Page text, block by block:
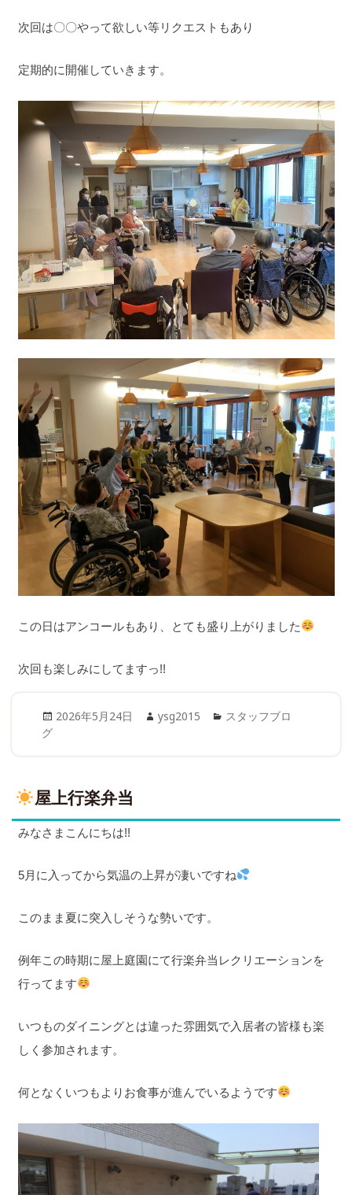
次回は〇〇やって欲しい等リクエストもあり
定期的に開催していきます。
この日はアンコールもあり、とても盛り上がりました
次回も楽しみにしてますっ!!
Posted
2026年5月24日 Author
ysg2015 Categories
スタッフブロ
グ
屋上行楽弁当
みなさまこんにちは!!
5月に入ってから気温の上昇が凄いですね
このまま夏に突入しそうな勢いです。
例年この時期に屋上庭園にて行楽弁当レクリエーションを
行ってます
いつものダイニングとは違った雰囲気で入居者の皆様も楽
しく参加されます。
何となくいつもよりお食事が進んでいるようです